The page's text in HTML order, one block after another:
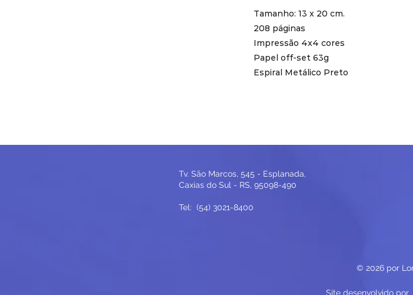
Tamanho: 13 x 20 cm.
208 páginas
Impressão 4x4 cores
Papel off-set 63g
Espiral Metálico Preto
Tv. São Marcos, 545 - Esplanada,
Caxias do Sul - RS, 95098-490
Tel: (54) 3021-8400
© 2026 por
Site desenvolvido por